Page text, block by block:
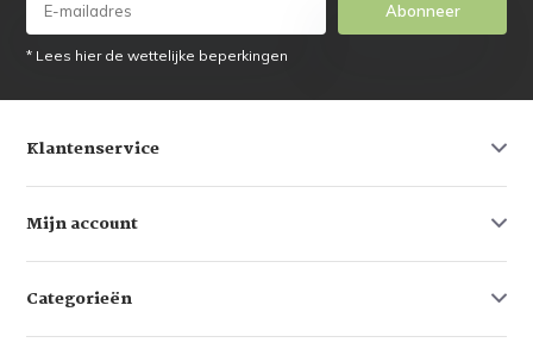
Abonneer
* Lees hier de wettelijke beperkingen
Klantenservice
Mijn account
Categorieën